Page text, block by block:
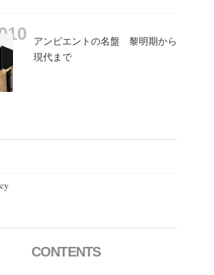
アンビエントの名盤 黎明期から
現代まで
CONTENTS